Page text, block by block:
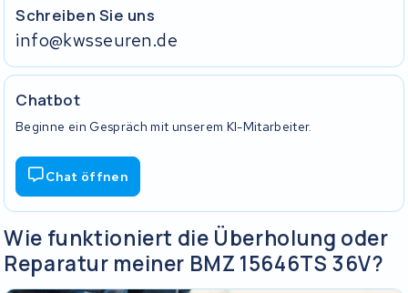
Schreiben Sie uns
info@kwsseuren.de
Chatbot
Beginne ein Gespräch mit unserem KI-Mitarbeiter.
Chat öffnen
Wie funktioniert die Überholung oder
Reparatur meiner BMZ 15646TS 36V?